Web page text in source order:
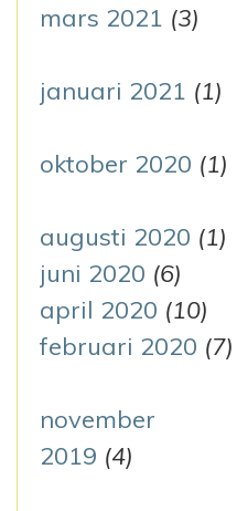
mars 2021 (3)
januari 2021 (1)
oktober 2020 (1)
augusti 2020 (1)
juni 2020 (6)
april 2020 (10)
februari 2020 (7)
november
2019 (4)